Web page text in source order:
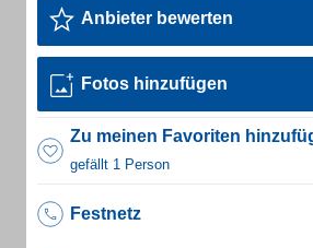
Anbieter bewerten
Fotos hinzufügen
Zu meinen Favoriten
gefällt 1 Person
Festnetz